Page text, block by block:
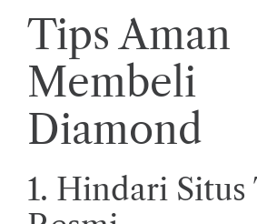
Tips Aman
Membeli
Diamond
1. Hindari